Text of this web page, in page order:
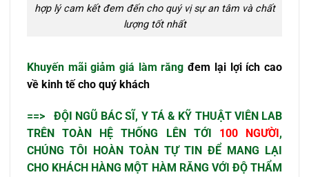
hợp lý cam kết đem đến cho quý vị sự an tâm và chất
lượng tốt nhất
Khuyến mãi giảm giá làm răng đem lại lợi ích cao
về kinh tế cho quý khách
==> ĐỘI NGŨ BÁC SĨ, Y TÁ & KỸ THUẬT VIÊN LAB
TRÊN TOÀN HỆ THỐNG LÊN TỚI
100 NGƯỜI,
CHÚNG TÔI HOÀN TOÀN TỰ TIN ĐỂ MANG LẠI
CHO KHÁCH HÀNG MỘT HÀM RĂNG VỚI ĐỘ THẨM